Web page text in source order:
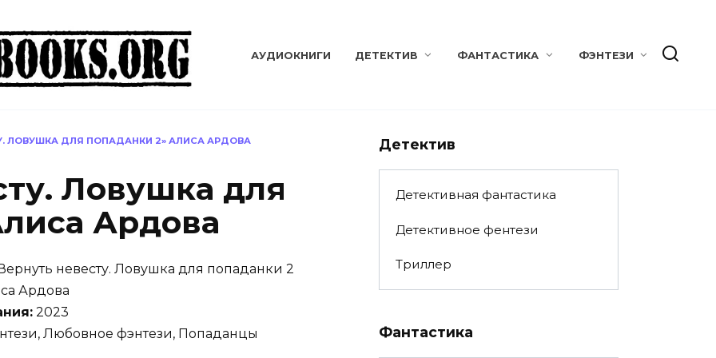
АУДИОКНИГИ ДЕТЕКТИВ ФАНТАСТИКА ФЭНТЕЗИ
ЛОВУШКА ДЛЯ ПОПАДАНКИ 2» АЛИСА АРДОВА
Ловушка для
Ардова
Вернуть невесту. Ловушка для попаданки 2
Ардова
2023
Любовное фэнтези, Попаданцы
Детектив
Детективная фантастика
Детективное фентези
Триллер
Фантастика